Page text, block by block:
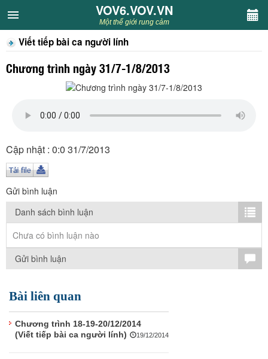
VOV6.VOV.VN
CHUYÊN MỤC
Khách VOV6
Sân khấu
Thiếu nhi
Kết nối VOV6
TÌM KIẾM
Vận hành bởi QI Corp
VOV6.VOV.VN
Một thế giới rung cảm
Viết tiếp bài ca người lính
Chương trình ngày 31/7-1/8/2013
Cập nhật : 0:0 31/7/2013
Gửi bình luận
Danh sách bình luận
Chưa có bình luận nào
Gửi bình luận
Bài liên quan
Chương trình 18-19-20/12/2014
(Viết tiếp bài ca người lính)
19/12/2014